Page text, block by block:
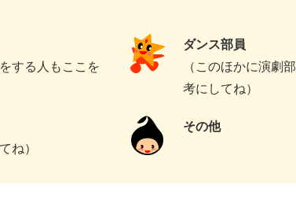
する人もここを
ダンス部員
（このほかに演劇
考にしてね）
ね）
その他